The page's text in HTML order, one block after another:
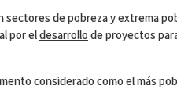
sectores de pobreza y extrema
por eldesarrollo de proyectos
considerado como el más